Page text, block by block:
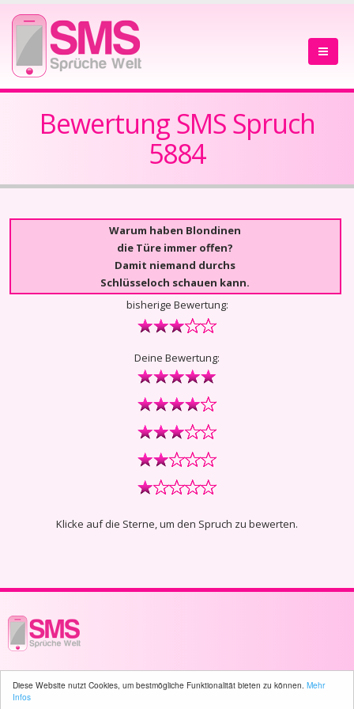
Diese Website nutzt Cookies, um bestmögliche Funktionalität bieten zu können. Mehr
Infos
Bewertung SMS Spruch
5884
Warum haben Blondinen
die Türe immer offen?
Damit niemand durchs
Schlüsseloch schauen kann.
bisherige Bewertung:
Deine Bewertung:
Klicke auf die Sterne, um den Spruch zu bewerten.
© 2003 - 2026 -sms-sprueche-welt.ch- All rights reserved -3855 user(s)
online